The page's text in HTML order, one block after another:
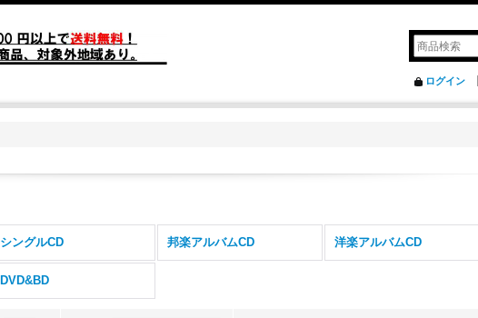
ログイン
シングルCD 邦楽アルバムCD 洋楽アルバムCD
DVD&BD